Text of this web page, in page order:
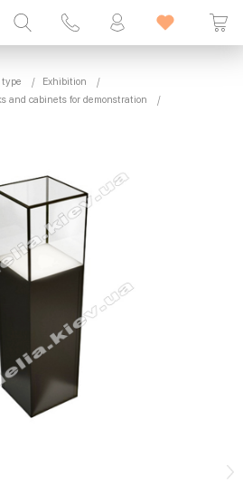
Exhibition
and cabinets for demonstration